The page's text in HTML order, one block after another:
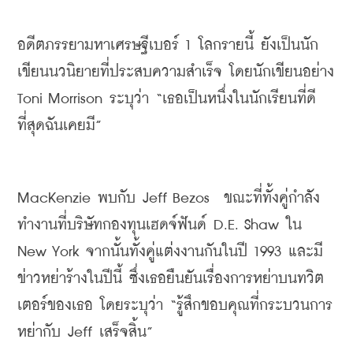
อดีตภรรยามหาเศรษฐีเบอร์ 1 โลกรายนี้ ยังเป็นนัก
เขียนนวนิยายที่ประสบความสำเร็จ
โดยนักเขียนอย่าง
Toni Morrison ระบุว่า “เธอเป็นหนึ่งในนักเรียนที่ดี
ที่สุดฉันเคยมี”
MacKenzie พบกับ Jeff Bezos ขณะที่ทั้งคู่กำลัง
ทำงานที่บริษัทกองทุนเฮดจ์ฟันด์ D.E. Shaw
ใน
New York จากนั้นทั้งคู่แต่งงานกันในปี 1993 และมี
ข่าวหย่าร้างในปีนี้ ซึ่งเธอยืนยันเรื่องการหย่าบนทวิต
เตอร์ของเธอ
โดยระบุว่า “รู้สึกขอบคุณที่กระบวนการ
หย่ากับ Jeff เสร็จสิ้น”